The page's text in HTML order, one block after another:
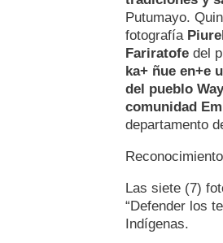
Putumayo.
fotografía
Fariratofe del
ka+ ñue en+e
del pueblo
comunidad
departamento
Las siete (7)
“Defender los
Indígenas.